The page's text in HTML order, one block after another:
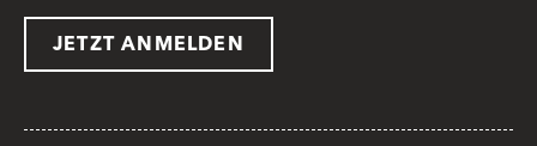
JETZT ANMELDEN